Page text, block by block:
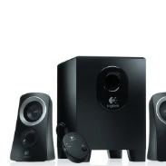
Servere & Componente
Componente Server
Servere
Software